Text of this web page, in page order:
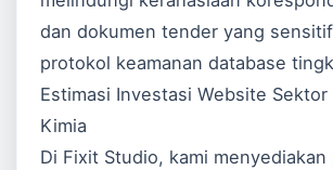
dan dokumen tender yang
protokol keamanan database
Estimasi Investasi Website
Kimia
Di Fixit Studio, kami menyediakan